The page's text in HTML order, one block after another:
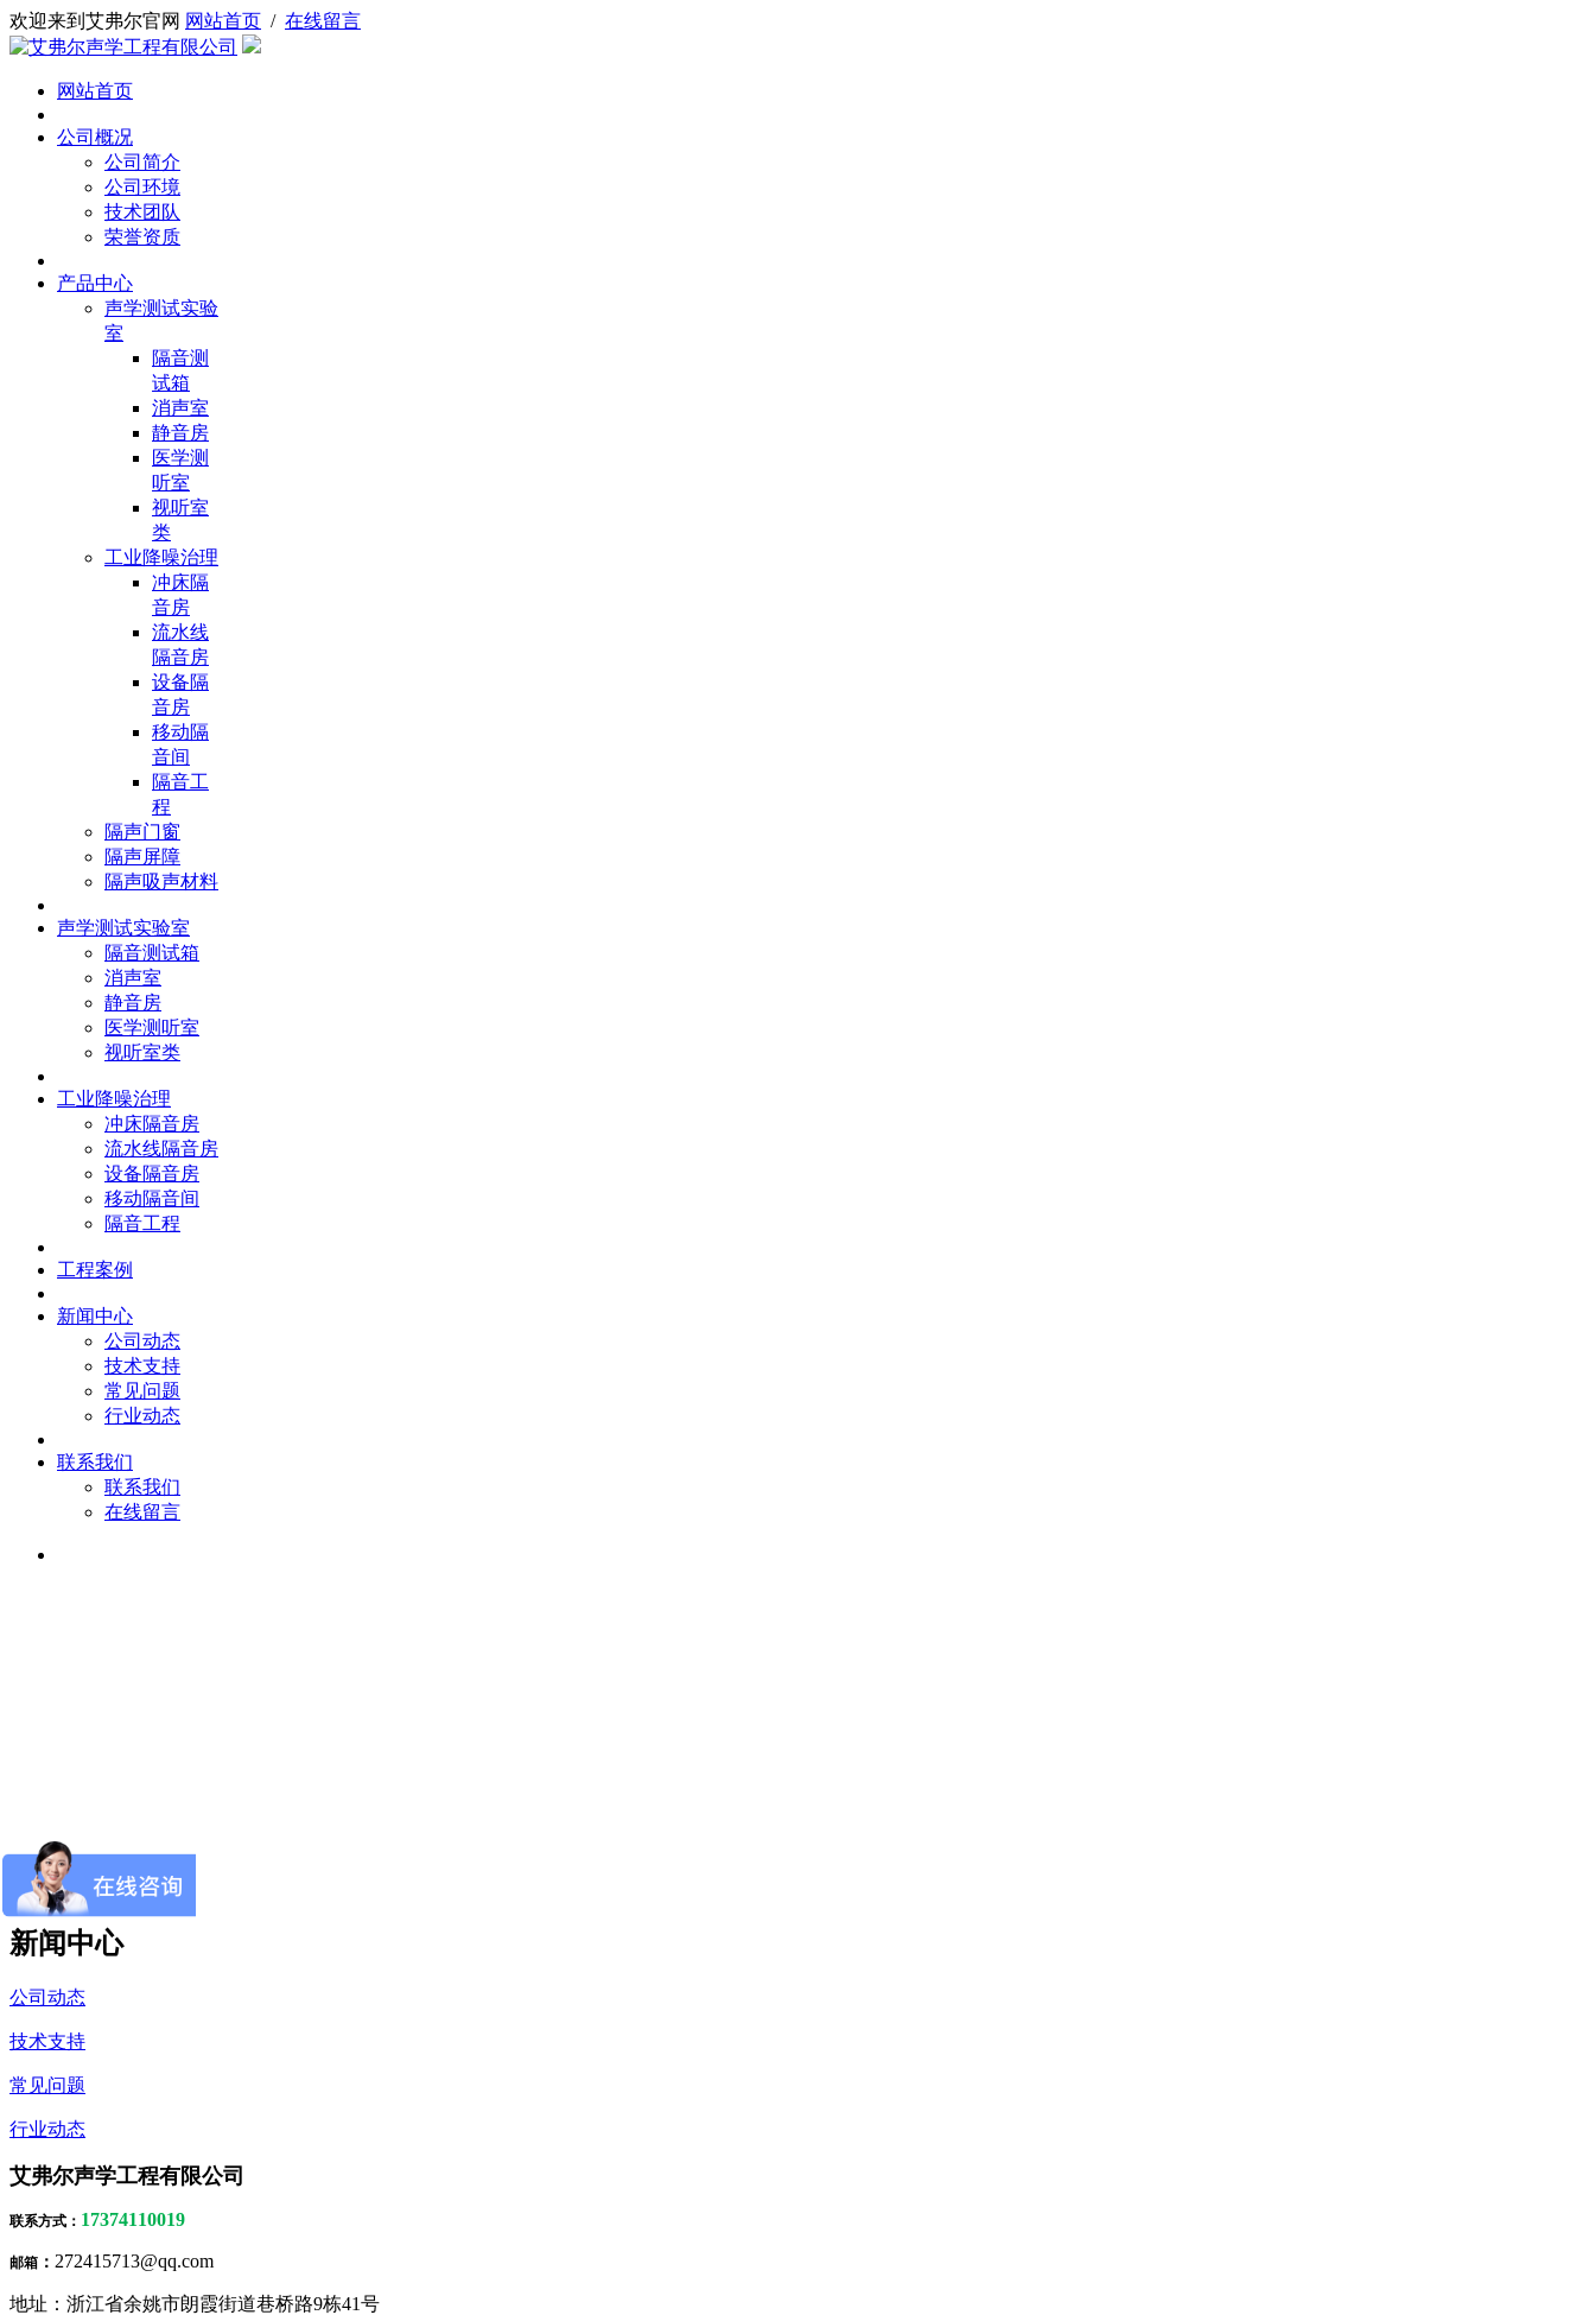
欢迎来到艾弗尔官网 网站首页 / 在线留言
网站首页
公司概况
公司简介
公司环境
技术团队
荣誉资质
产品中心
声学测试实验
室
隔音测
试箱
消声室
静音房
医学测
听室
视听室
类
工业降噪治理
冲床隔
音房
流水线
隔音房
设备隔
音房
移动隔
音间
隔音工
程
隔声门窗
隔声屏障
隔声吸声材料
声学测试实验室
隔音测试箱
消声室
静音房
医学测听室
视听室类
工业降噪治理
冲床隔音房
流水线隔音房
设备隔音房
移动隔音间
隔音工程
工程案例
新闻中心
公司动态
技术支持
常见问题
行业动态
联系我们
联系我们
在线留言
新闻中心
公司动态
技术支持
常见问题
行业动态
艾弗尔声学工程有限公司
联系方式 ： 17374110019
邮箱 ： 272415713@qq.com
地址：浙江省余姚市朗霞街道巷桥路9栋41号